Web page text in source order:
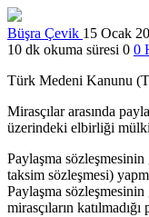
Büşra Çevik 15 Ocak
10 dk okuma süresi 0 0
Türk Medeni Kanunu
Mirasçılar arasında
üzerindeki elbirliği
Paylaşma
taksim sözleşmesi)
Paylaşma
mirasçıların